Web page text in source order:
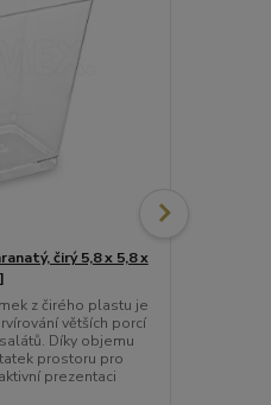
čirý 5,8 x 5,8 x
z čirého plastu je
větších porcí
Díky objemu
prostoru pro
prezentaci